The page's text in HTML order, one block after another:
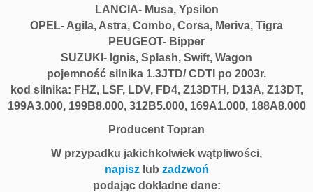
LANCIA- Musa, Ypsilon
OPEL- Agila, Astra, Combo, Corsa, Meriva, Tigra
PEUGEOT- Bipper
SUZUKI- Ignis, Splash, Swift, Wagon
pojemność silnika 1.3JTD/ CDTI po 2003r.
kod silnika: FHZ, LSF, LDV, FD4, Z13DTH, D13A, Z13DT,
199A3.000, 199B8.000, 312B5.000, 169A1.000, 188A8.000
Producent Topran
W przypadku jakichkolwiek wątpliwości,
napiszlub zadzwoń
podając dokładne dane: